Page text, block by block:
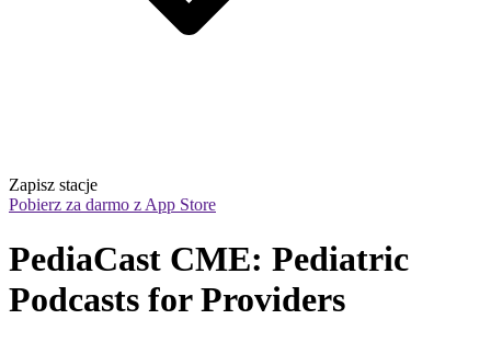
Zapisz stacje
Pobierz za darmo z App Store
PediaCast CME: Pediatric
Podcasts for Providers